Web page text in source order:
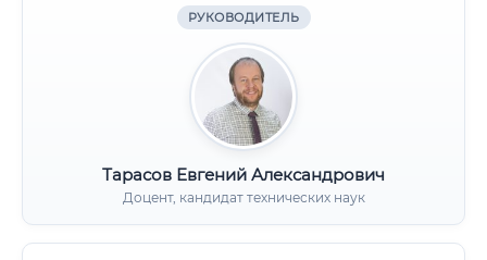
РУКОВОДИТЕЛЬ
Тарасов Евгений Александрович
Доцент, кандидат технических наук